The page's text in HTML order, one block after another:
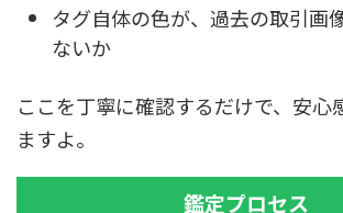
タグ自体の色が、過去の取引画
ないか
ここを丁寧に確認するだけで、安心
ますよ。
鑑定プロセス